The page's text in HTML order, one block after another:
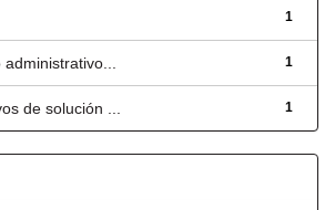
1
1
1
de solución ...